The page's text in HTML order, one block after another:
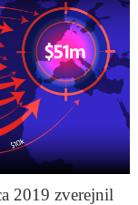
2019 zverejnil